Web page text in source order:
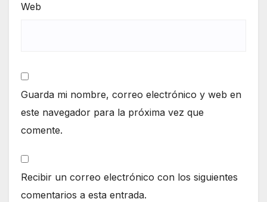
Web
Guarda mi nombre, correo electrónico y web en
este navegador para la próxima vez que
comente.
Recibir un correo electrónico con los siguientes
comentarios a esta entrada.